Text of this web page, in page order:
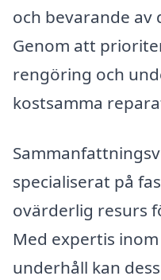
och bevarande av
Genom att
rengöring och
kostsamma
specialiserat på
ovärderlig resurs
Med expertis
underhåll kan